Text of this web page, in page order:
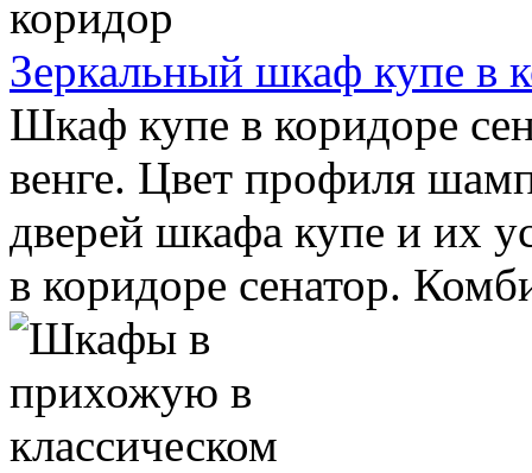
Зеркальный шкаф купе в
Шкаф купе в коридоре
венге. Цвет профиля
дверей шкафа купе и их
в коридоре сенатор.